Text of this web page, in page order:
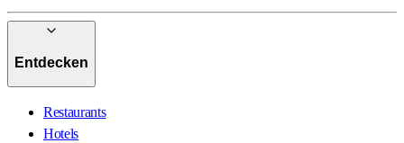
Entdecken
Restaurants
Hotels